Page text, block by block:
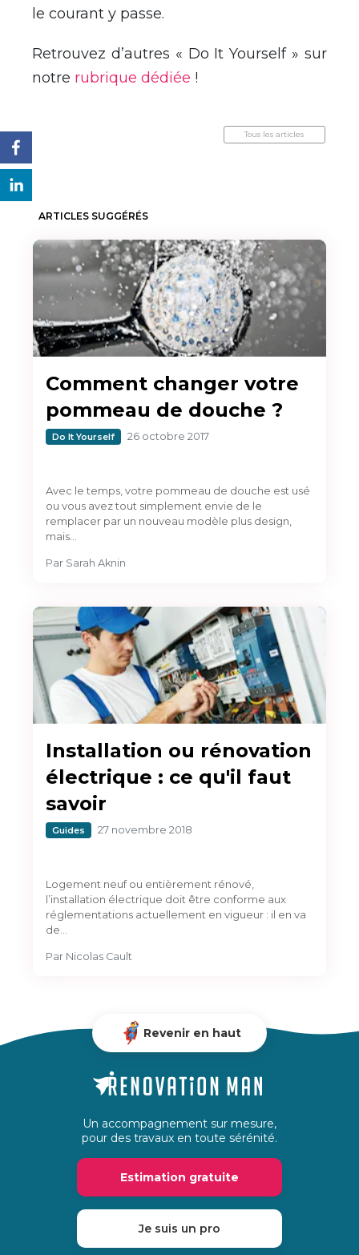
le courant y passe.
Retrouvez d’autres « Do It Yourself » sur
notre rubrique dédiée !
Tous les articles
ARTICLES SUGGÉRÉS
Comment changer votre
pommeau de douche ?
Do It Yourself 26 octobre 2017
Avec le temps, votre pommeau de douche est usé
ou vous avez tout simplement envie de le
remplacer par un nouveau modèle plus design,
mais…
Par Sarah Aknin
Installation ou rénovation
électrique : ce qu'il faut
savoir
Guides 27 novembre 2018
Logement neuf ou entièrement rénové,
l’installation électrique doit être conforme aux
réglementations actuellement en vigueur : il en va
de…
Par Nicolas Cault
Revenir en haut
Un accompagnement sur mesure,
pour des travaux en toute sérénité.
Estimation gratuite
Je suis un pro